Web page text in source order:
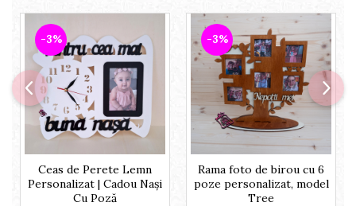
-3%
Ceas de Perete Lemn
Personalizat | Cadou Nași
Cu Poză
-3%
Rama foto de birou cu 6
poze personalizat, model
Tree